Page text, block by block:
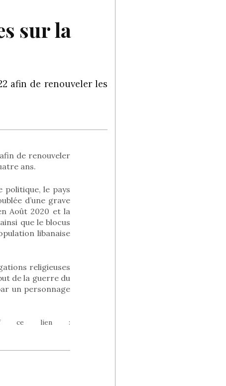
sur la
afin de renouveler les
de renouveler
ans.
politique, le pays
d’une grave
Août 2020 et la
que le blocus
libanaise
religieuses
de la guerre du
un personnage
cf ce lien :